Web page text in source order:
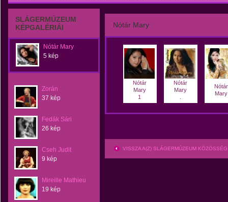
SLÁGERMÚZEUM
KÉPGALÉRIÁI
Nótár Mary
5 kép
Zorán
37 kép
Fedák Sári
26 kép
Cseh Judit
9 kép
Mireille Mathieu
19 kép
Nótár Mary
Nótár
Mary
1
Nótár
Mary
Nótár
Mary
VISSZA A(Z) SLÁGERMÚZEUM